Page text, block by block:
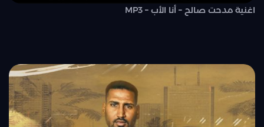
اغنية مدحت صالح – أنا الأب – MP3